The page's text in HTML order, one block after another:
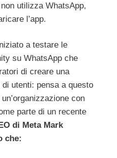
utilizza WhatsApp,
l’app.
a testare le
su WhatsApp che
di creare una
utenti: pensa a questo
con
parte di un recente
di Meta Mark
che: